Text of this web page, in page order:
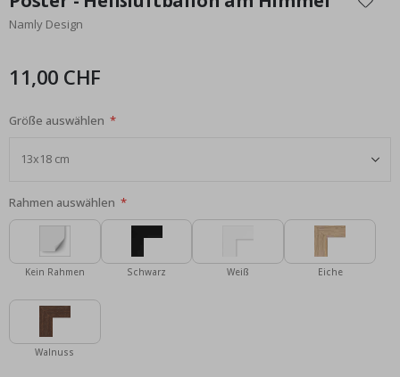
der
Bildgalerie
Namly Design
11,00 CHF
Größe auswählen
Rahmen auswählen
Kein Rahmen Schwarz Weiß Eiche
Walnuss